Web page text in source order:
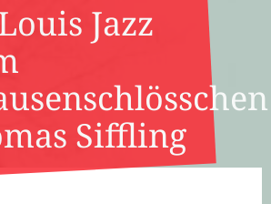
Jazz
Siffling